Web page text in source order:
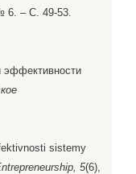
6. – С. 49-53.
эффективности
sistemy
5(6),